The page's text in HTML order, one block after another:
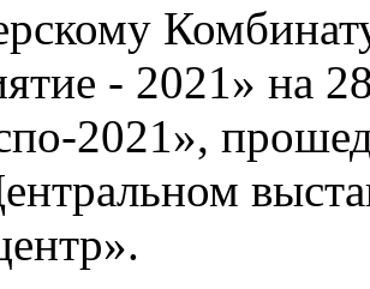
- 2021» на
2021»,